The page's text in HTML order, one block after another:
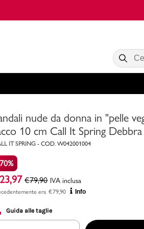
Acquista ora
VALIGIE CIAK
Scopri
Consigli
nude da donna in "pelle
10 cm Call It Spring Debbra
IT SPRING - COD. W042001004
23,97 €79,90 IVA inclusa
era €79,90 Info
Guida alle taglie